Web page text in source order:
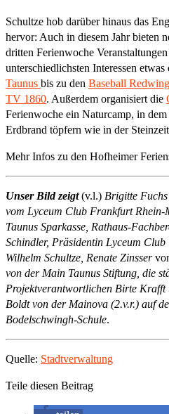
Schultze hob darüber hinaus das
hervor: Auch in diesem Jahr bieten
dritten Ferienwoche
unterschiedlichsten Interessen
Taunus bis zu den Baseball
TV 1860. Außerdem organisiert die
Ferienwoche ein Naturcamp, in
Erdbrand töpfern wie in der
Mehr Infos zu den Hofheimer
Unser Bild zeigt(v.l.) Brigitte
vom Lyceum Club Frankfurt Rhein-
Taunus Sparkasse, Rathaus-
Schindler, Präsidentin Lyceum
Wilhelm Schultze, Renate Zinsser
von der Main Taunus Stiftung, die
Projektverantwortlichen Birte Krafft
Boldt von der Mainova (2.v.r.) auf
Bodelschwingh-Schule.
Quelle: Stadtverwaltung
Teile diesen Beitrag